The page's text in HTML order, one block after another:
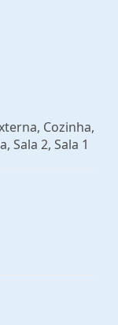
Cozinha,
Sala 2, Sala 1